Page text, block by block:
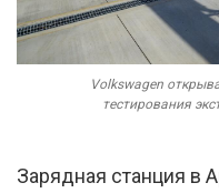
Volkswagen
тестирования
Зарядная станция в